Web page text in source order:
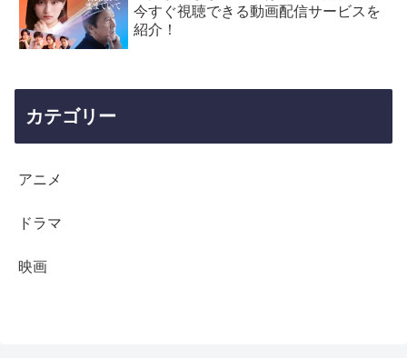
今すぐ視聴できる動画配信サービスを
紹介！
カテゴリー
アニメ
ドラマ
映画